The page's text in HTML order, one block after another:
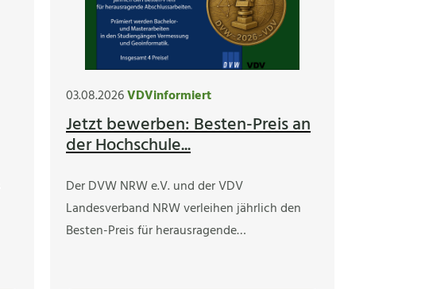
03.08.2026VDVinformiert
Jetzt bewerben: Besten-Preis an
der Hochschule...
Der DVW NRW e.V. und der VDV
Landesverband NRW verleihen jährlich den
Besten-Preis für herausragende…